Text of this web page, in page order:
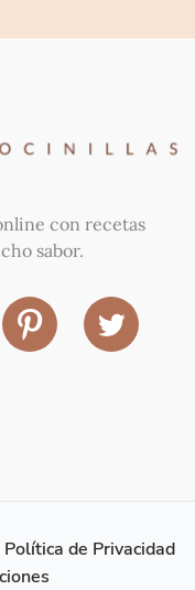
con recetas
sabor.
Política de Privacidad